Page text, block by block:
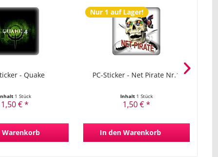
- Quake
1 Stück
1,50 € *
Warenkorb
Nur 1 auf Lager!
PC-Sticker - Net Pirate Nr.1
Inhalt 1 Stück
1,50 € *
In den Warenkorb